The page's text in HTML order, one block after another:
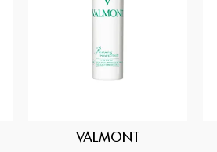
VALMONT